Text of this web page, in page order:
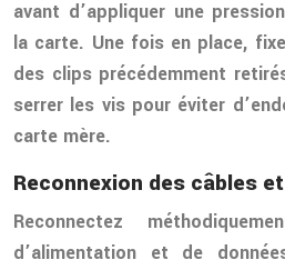
avant d’appliquer une
la carte. Une fois en place,
des clips précédemment
serrer les vis pour éviter
carte mère.
Reconnexion des câbles
Reconnectez
d’alimentation et de